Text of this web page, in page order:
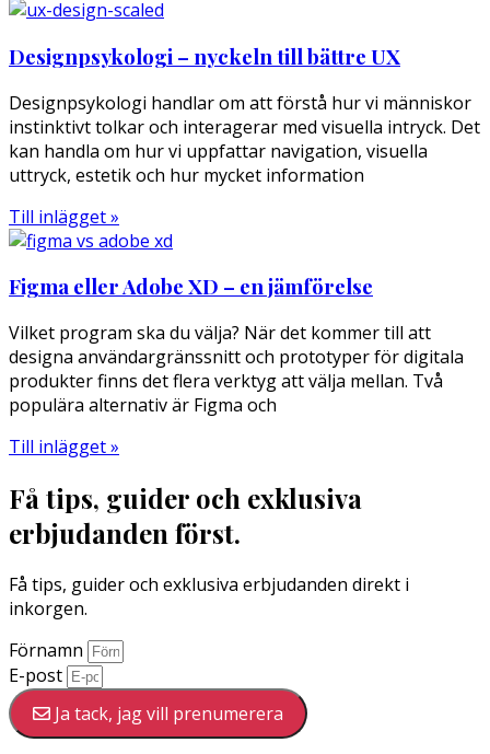
Designpsykologi – nyckeln till bättre UX
Designpsykologi handlar om att förstå hur vi människor
instinktivt tolkar och interagerar med visuella intryck. Det
kan handla om hur vi uppfattar navigation, visuella
uttryck, estetik och hur mycket information
Till inlägget »
Figma eller Adobe XD – en jämförelse
Vilket program ska du välja? När det kommer till att
designa användargränssnitt och prototyper för digitala
produkter finns det flera verktyg att välja mellan. Två
populära alternativ är Figma och
Till inlägget »
Få tips, guider och exklusiva
erbjudanden först.
Få tips, guider och exklusiva erbjudanden direkt i
inkorgen.
Förnamn
E-post
Ja tack, jag vill prenumerera